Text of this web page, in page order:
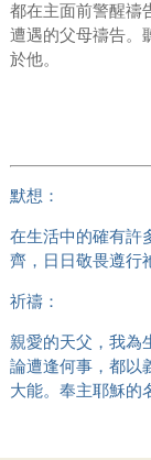
都在主面前警醒禱
遭遇的父母禱告。
於他。
默想：
在生活中的確有許
齊，日日敬畏遵行
祈禱：
親愛的天父，我為
論遭逢何事，都以
大能。奉主耶穌的